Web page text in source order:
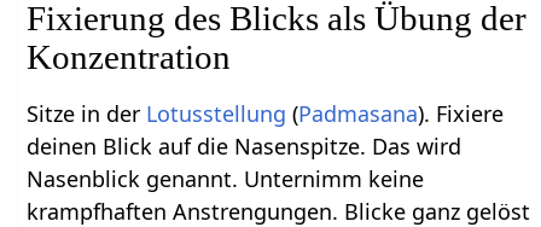
Fixierung des Blicks als Übung der
Konzentration
Sitze in der Lotusstellung (Padmasana). Fixiere
deinen Blick auf die Nasenspitze. Das wird
Nasenblick genannt. Unternimm keine
krampfhaften Anstrengungen. Blicke ganz gelöst